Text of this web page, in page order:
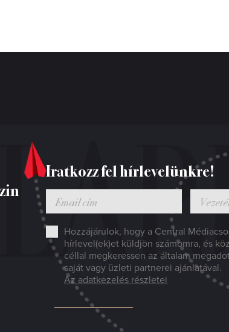
Iratkozz fel hírlevelünkre!
Hozzájárulok, hogy a Central
hírlevel(ek)et küldjön számomra, és
céllal megkeressen az általam
saját vagy üzleti partnerei ajánlatával.
Az adatkezelés részletei